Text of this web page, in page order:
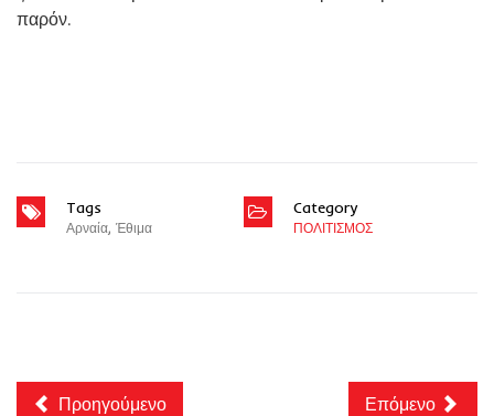
παρόν.
Tags
Αρναία, Έθιμα
Category
ΠΟΛΙΤΙΣΜΟΣ
Προηγούμενο Επόμενο